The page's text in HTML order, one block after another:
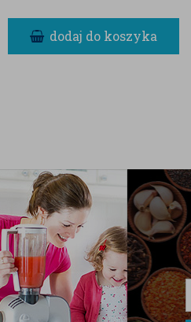
dodaj do koszyka